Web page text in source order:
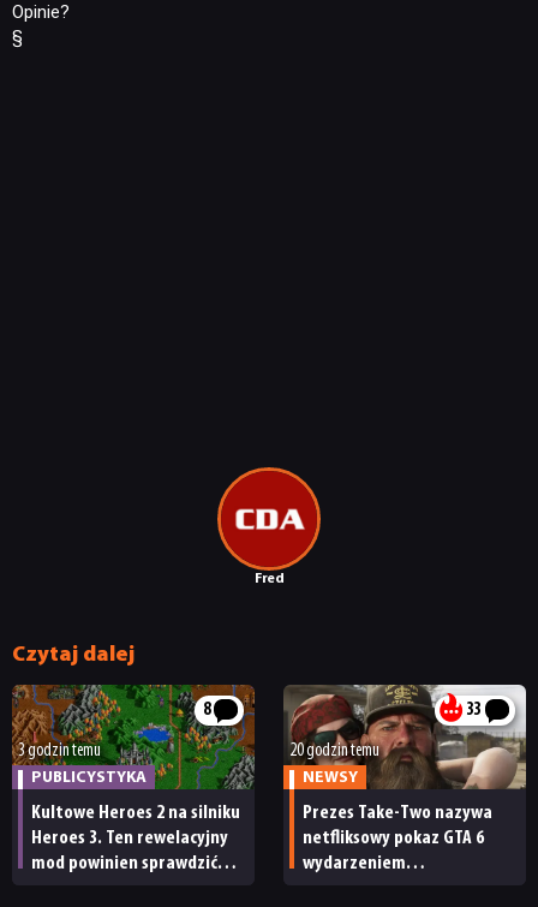
Fred
Opinie?
§
Czytaj dalej
8
3 godzin temu
PUBLICYSTYKA
Kultowe Heroes 2 na silniku
Heroes 3. Ten rewelacyjny
mod powinien sprawdzić
33
20 godzin temu
NEWSY
Prezes Take-Two nazywa
netfliksowy pokaz GTA 6
wydarzeniem